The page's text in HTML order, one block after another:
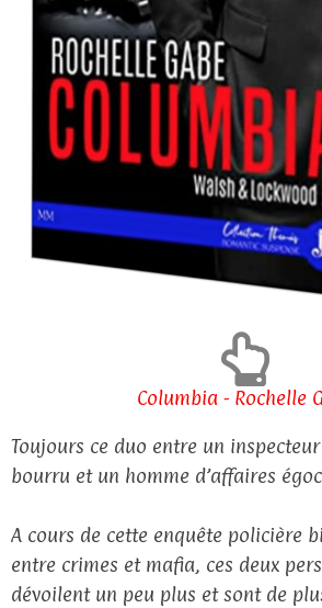
Columbia - Rochelle
Toujours ce duo entre un
bourru et un homme d’affaires
A cours de cette enquête policière
entre crimes et mafia, ces deux
dévoilent un peu plus et sont de